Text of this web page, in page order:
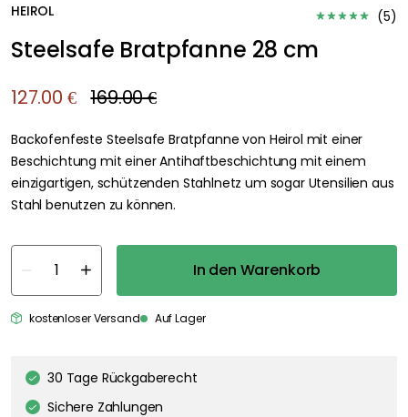
HEIROL (5)
Steelsafe Bratpfanne 28 cm
127.00 € 169.00 €
Backofenfeste Steelsafe Bratpfanne von Heirol mit einer
Beschichtung mit einer Antihaftbeschichtung mit einem
einzigartigen, schützenden Stahlnetz um sogar Utensilien aus
Stahl benutzen zu können.
In den Warenkorb
kostenloser Versand Auf Lager
30 Tage Rückgaberecht
Sichere Zahlungen